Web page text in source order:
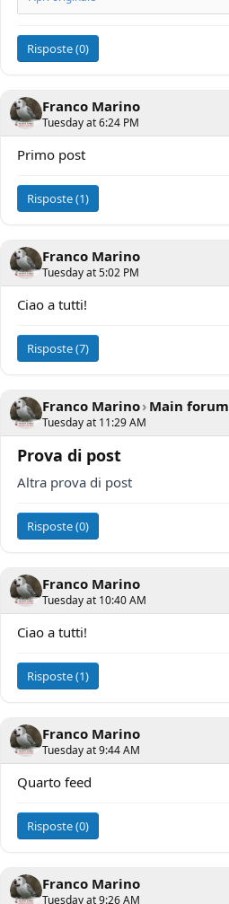
Risposte (0)
Franco Marino
Tuesday at 6:24 PM
Primo post
Risposte (1)
Franco Marino
Tuesday at 5:02 PM
Ciao a tutti!
Risposte (7)
Franco Marino› Main forum
Tuesday at 11:29 AM
Prova di post
Altra prova di post
Risposte (0)
Franco Marino
Tuesday at 10:40 AM
Ciao a tutti!
Risposte (1)
Franco Marino
Tuesday at 9:44 AM
Quarto feed
Risposte (0)
Franco Marino
Tuesday at 9:26 AM